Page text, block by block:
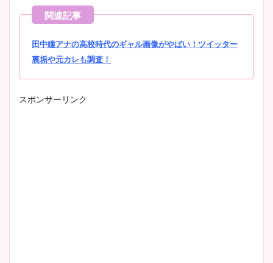
田中瞳アナの高校時代のギャル画像がやばい！ツイッター
裏垢や元カレも調査！
スポンサーリンク